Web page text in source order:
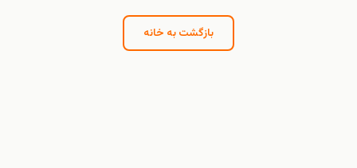
بازگشت به خانه